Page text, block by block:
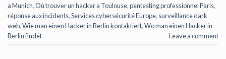
a Munich,Où trouver un hacker a Toulouse,pentesting professionnel Paris,
réponse aux incidents,Services cybersécurité Europe, surveillance dark
web,Wie man einen Hacker in Berlin kontaktiert,Wo man einen Hacker in
Berlin findet
Leave a comment